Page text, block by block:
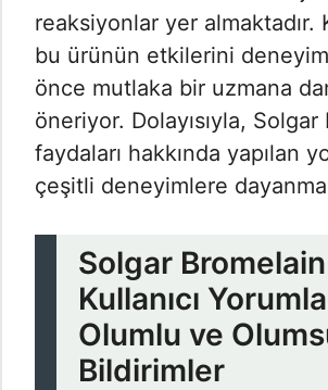
reaksiyonlar yer almaktadır.
bu ürünün etkilerini
önce mutlaka bir uzmana
öneriyor. Dolayısıyla, Solgar
faydaları hakkında yapılan
çeşitli deneyimlere
Solgar Bromelain
Kullanıcı
Olumlu ve
Bildirimler